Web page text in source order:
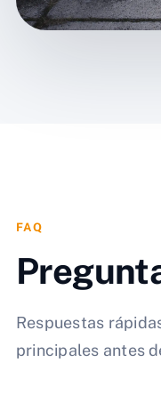
FAQ
Respuestas
principales antes